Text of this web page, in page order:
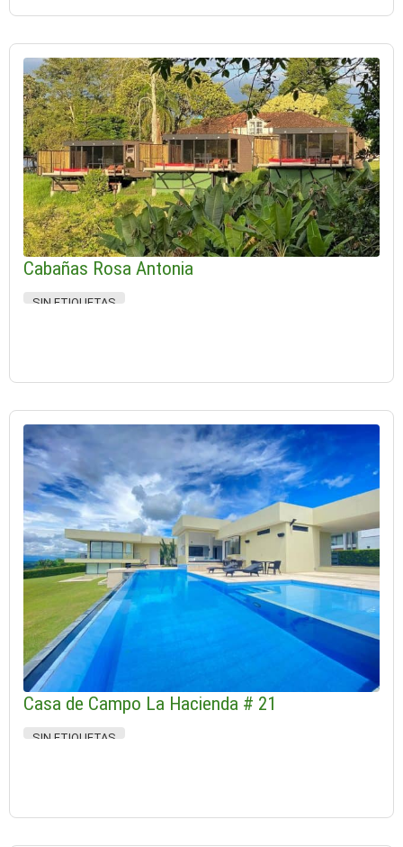
Cabañas Rosa Antonia
SIN ETIQUETAS
Casa de Campo La Hacienda # 21
SIN ETIQUETAS